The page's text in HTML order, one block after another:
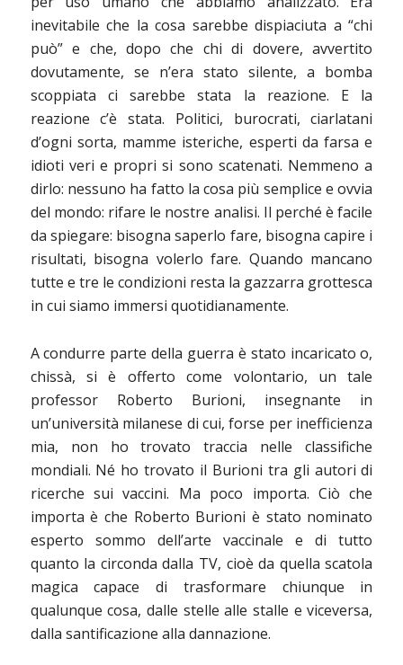
inevitabile che la cosa sarebbe dispiaciuta a “chi
può” e che, dopo che chi di dovere, avvertito
dovutamente, se n’era stato silente, a bomba
scoppiata ci sarebbe stata la reazione. E la
reazione c’è stata. Politici, burocrati, ciarlatani
d’ogni sorta, mamme isteriche, esperti da farsa e
idioti veri e propri si sono scatenati. Nemmeno a
dirlo: nessuno ha fatto la cosa più semplice e ovvia
del mondo: rifare le nostre analisi. Il perché è facile
da spiegare: bisogna saperlo fare, bisogna capire i
risultati, bisogna volerlo fare. Quando mancano
tutte e tre le condizioni resta la gazzarra grottesca
in cui siamo immersi quotidianamente.
A condurre parte della guerra è stato incaricato o,
chissà, si è offerto come volontario, un tale
professor Roberto Burioni, insegnante in
un’università milanese di cui, forse per inefficienza
mia, non ho trovato traccia nelle classifiche
mondiali. Né ho trovato il Burioni tra gli autori di
ricerche sui vaccini. Ma poco importa. Ciò che
importa è che Roberto Burioni è stato nominato
esperto sommo dell’arte vaccinale e di tutto
quanto la circonda dalla TV, cioè da quella scatola
magica capace di trasformare chiunque in
qualunque cosa, dalle stelle alle stalle e viceversa,
dalla santificazione alla dannazione.